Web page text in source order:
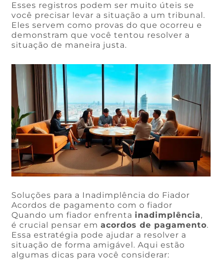
Esses registros podem ser muito úteis se
você precisar levar a situação a um tribunal.
Eles servem como provas do que ocorreu e
demonstram que você tentou resolver a
situação de maneira justa.
Soluções para a Inadimplência do Fiador
Acordos de pagamento com o fiador
Quando um fiador enfrenta inadimplência,
é crucial pensar emacordos de pagamento.
Essa estratégia pode ajudar a resolver a
situação de forma amigável. Aqui estão
algumas dicas para você considerar: